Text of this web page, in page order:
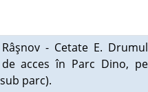
- Cetate E. Drumul
acces în Parc Dino, pe
parc).